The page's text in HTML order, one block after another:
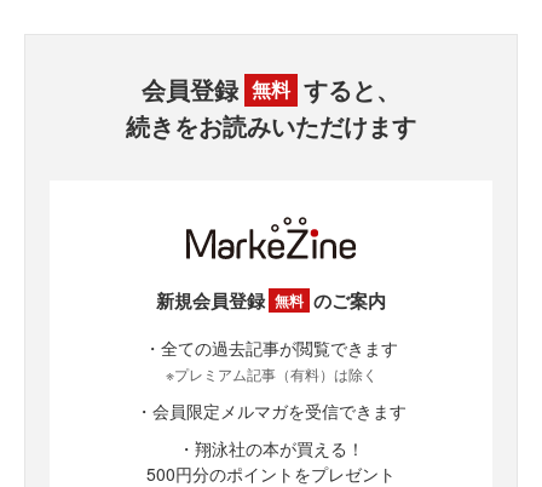
会員登録 無料 すると、
続きをお読みいただけます
新規会員登録 無料 のご案内
・全ての過去記事が閲覧できます
※プレミアム記事（有料）は除く
・会員限定メルマガを受信できます
・翔泳社の本が買える！
500円分のポイントをプレゼント